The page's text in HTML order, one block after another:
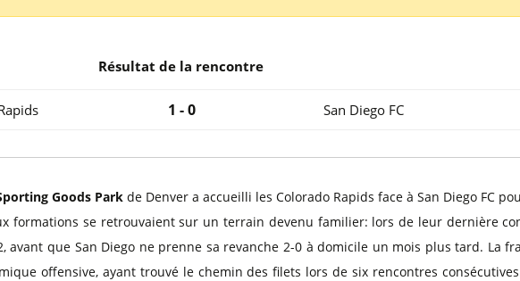
Billets Copa AméricaRésultat de la rencontre
1 - 0 San Diego FC
Goods Park de Denver a accueilli les Colorado Rapids face à San Diego FC
formations se retrouvaient sur un terrain devenu familier: lors de leur dernière
avant que San Diego ne prenne sa revanche 2-0 à domicile un mois plus tard. La
offensive, ayant trouvé le chemin des filets lors de six rencontres